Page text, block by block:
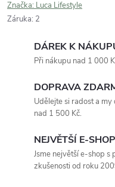
Značka: Luca Lifestyle
Záruka: 2
DÁREK K
Při nákupu nad 1 000
DOPRAVA
Udělejte si radost a
nad 1 500 Kč.
NEJVĚTŠÍ E-SHOP
Jsme největší e-shop
zkušenosti od roku